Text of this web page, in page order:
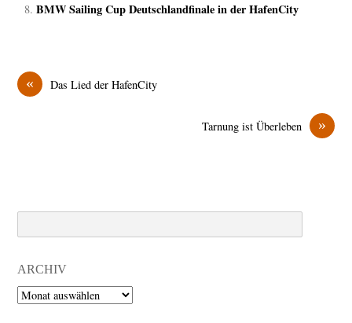
BMW Sailing Cup Deutschlandfinale in der HafenCity
« Das Lied der HafenCity
»
Tarnung ist Überleben
ARCHIV
Archiv